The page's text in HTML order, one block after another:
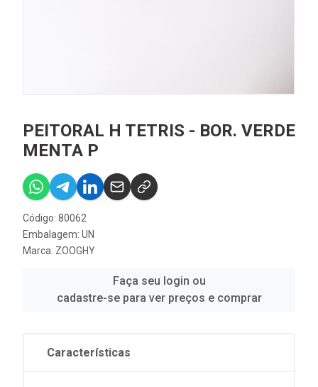
PEITORAL H TETRIS - BOR. VERDE
MENTA P
Código: 80062
Embalagem: UN
Marca: ZOOGHY
Faça seu login ou
cadastre-se para ver preços e comprar
Características